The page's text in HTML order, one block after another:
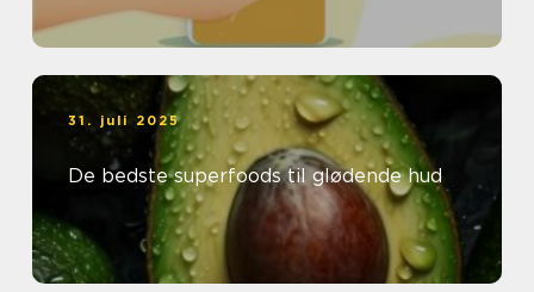
31. juli 2025
De bedste superfoods til glødende hud